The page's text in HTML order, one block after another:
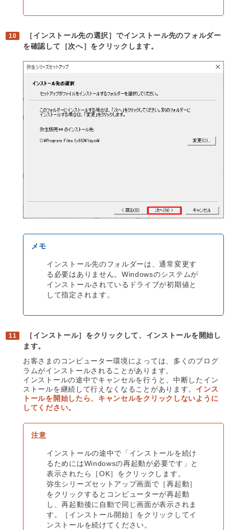
［インストール先の選択］でインストール先のフォルダー
を確認して［次へ］をクリックします。
インストール先のフォルダーは、通常変更す
る必要はありません。Windowsのシステムが
インストールされているドライブが初期値と
して指定されます。
［インストール］をクリックして、インストールを開始し
ます。
お客さまのコンピューター環境によっては、多くのプログ
ラムがインストールされることがあります。
インストールの途中でキャンセルを行うと、中断したイン
ストールを継続して行えなくなることがあります。 インス
トールを開始したら、キャンセルをクリックしないように
してください。
インストールの途中で「インストールを続け
るためにはWindowsの再起動が必要です」と
表示されたら［OK］をクリックします。
弥生シリーズセットアップ画面で［再起動］
をクリックするとコンピューターが再起動
し、再起動後に自動で同じ画面が表示されま
す。［インストール開始］をクリックしてイ
ンストールを続けてください。